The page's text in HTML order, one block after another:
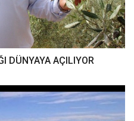
DÜNYAYA AÇILIYOR